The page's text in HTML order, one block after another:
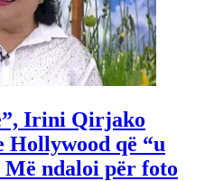
Irini Qirjako
Hollywood që “u
Më ndaloi për foto